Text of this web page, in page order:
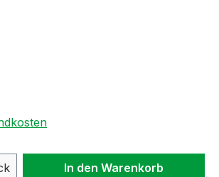
den gewünschten Wert
In den Warenkorb